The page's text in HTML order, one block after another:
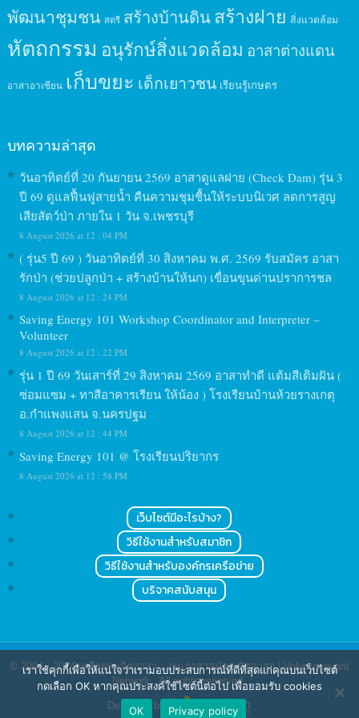
พัฒนาชุมชน สตรี สร้างบ้านดินสร้างฝาย สิ่งแวดล้อม
หัตถกรรม อนุรักษ์สิ่งแวดล้อม อาสาต่างแดน
อาสาอาเซียน เก็บขยะ เด็กเยาวชน เรียนรู้เกษตร
บทความล่าสุด
วันอาทิตย์ที่ 20 กันยายน 2569 อาสาดูแลฝาย (Check Dam) รุ่น 3
ปี 69 ดูแลฟื้นฟูสายน้ำ คืนความชุมชื้นให้ระบบนิเวศ ลดการสูญ
เสียสัตว์ป่า ภายใน 1 วัน จ.เพชรบุรี
8 August 2026 at 12 : 04 PM
( รุ่น5 ปี 69 ) วันอาทิตย์ที่ 30 สิงหาคม พ.ศ. 2569 รับสมัคร อาสา
รักป่า (ช่วยปลูกป่า + สร้างบ้านให้นก) เขื่อนขุนด่านปราการชล
8 August 2026 at 12 : 24 PM
Saving Energy 101 Workshop Coordinator and Interpreter –
Volunteer
8 August 2026 at 12 : 22 PM
รุ่น 1 ปี 69 วันเสาร์ที่ 29 สิงหาคม 2569 อาสาทำดี แต้มสีเติมฝัน (
ซ่อมแซม + ทาสีอาคารเรียน ให้น้อง ) โรงเรียนบ้านห้วยรางเกตุ
อ.กำแพงแสน จ.นครปฐม
8 August 2026 at 12 : 44 PM
Saving Energy 101 @ โรงเรียนปริยากร
8 August 2026 at 12 : 58 PM
เว็บไซต์มีอะไรบ้าง?
วิธีใช้งานสำหรับสมาชิก
วิธีใช้งานสำหรับองค์กรเครือข่าย
บริจาคสนับสนุน
© 2004 - 2024เครือข่ายจิตอาสา : งานอาสาสมัคร จิตอาสา | Volunteerspirit
Network. All rights reserved.
Designed by
เราใช้คุกกี้เพื่อให้แน่ใจว่าเรามอบประสบการณ์ที่ดีที่สุดแก่คุณบนเว็บไซต์
กดเลือก OK หากคุณประสงค์ใช้ไซต์นี้ต่อไป เพื่อยอมรับ cookies
OK
Privacy policy